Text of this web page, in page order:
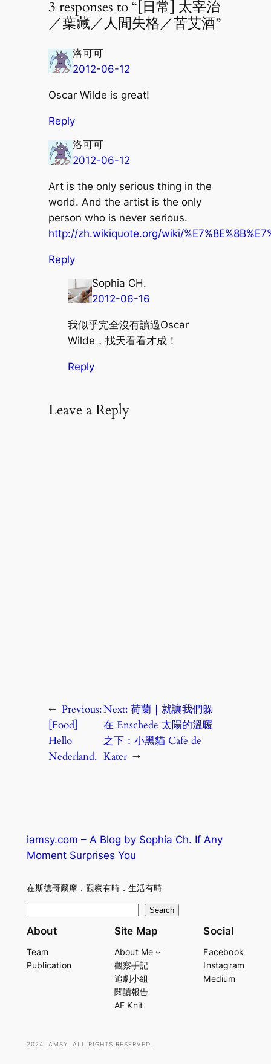
3 responses to “[日常] 太宰治
／葉藏／人間失格／苦艾酒”
洛可可
2012-06-12
Oscar Wilde is great!
Reply
洛可可
2012-06-12
Art is the only serious thing in the
world. And the artist is the only
person who is never serious.
http://zh.wikiquote.org/wiki/
Reply
Sophia CH.
2012-06-16
我似乎完全沒有讀過Oscar
Wilde，找天看看才成！
Reply
Leave a Reply
← Previous:
[Food]
Hello
Nederland.
Next: 荷蘭｜就讓我們躲
在 Enschede 太陽的溫暖
之下：小黑貓 Cafe de
Kater →
iamsy.com – A Blog by Sophia Ch. If Any
Moment Surprises You
在斯德哥爾摩．觀察有時．生活有時
e
r
Search
About
Team
Publication
Site Map
About Me
觀察手記
追劇小組
閱讀報告
AF Knit
Social
Facebook
Instagram
Medium
2024 IAMSY. ALL RIGHTS RESERVED.